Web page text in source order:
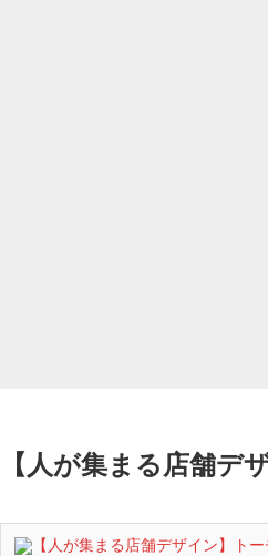
【人が集まる店舗デ